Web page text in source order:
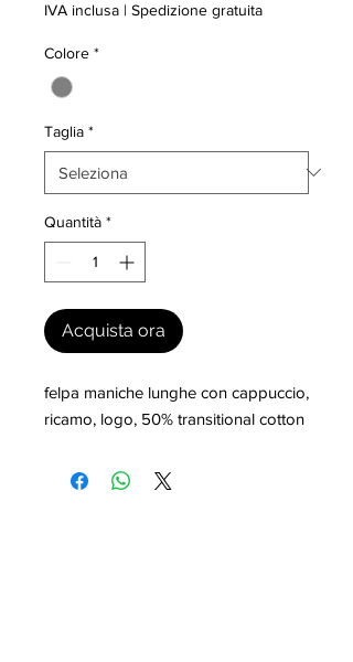
IVA inclusa | Spedizione gratuita
Colore *
Taglia *
Quantità *
Acquista ora
felpa maniche lunghe con cappuccio,
ricamo, logo, 50% transitional cotton